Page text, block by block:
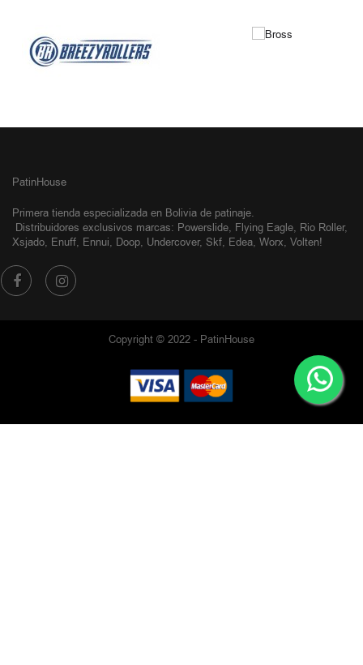
PatinHouse
Primera tienda especializada en Bolivia de patinaje.
Distribuidores exclusivos marcas: Powerslide, Flying Eagle, Rio Roller,
Xsjado, Enuff, Ennui, Doop, Undercover, Skf, Edea, Worx, Volten!
Copyright © 2022 - PatinHouse